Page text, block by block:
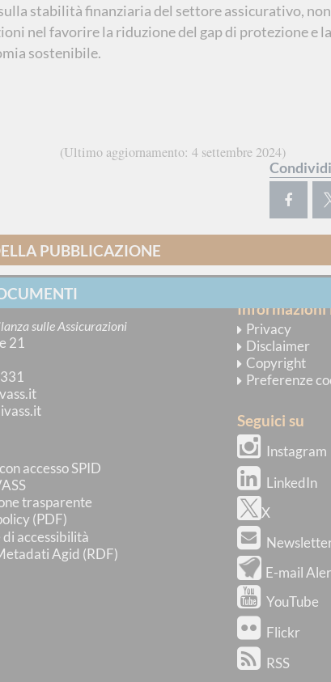
stabilità finanziaria del settore assicurativo,
nel favorire la riduzione del gap di protezione e
sostenibile.
Ultimo aggiornamento 4 settembre 2024
PUBBLICAZIONE
sulle Assicurazioni
21
accesso SPID
trasparente
(PDF)
accessibilità
Agid (RDF)
Informazioni
Privacy
Disclaimer
Copyright
Preferenze
Seguici su
Instagram
LinkedIn
X
E-mail
YouTube
Flickr
RSS